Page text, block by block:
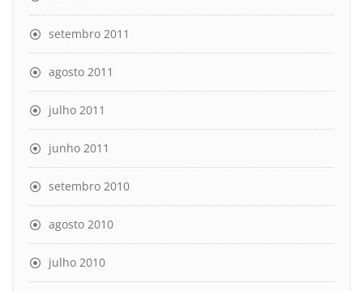
setembro 2011
agosto 2011
julho 2011
junho 2011
setembro 2010
agosto 2010
julho 2010